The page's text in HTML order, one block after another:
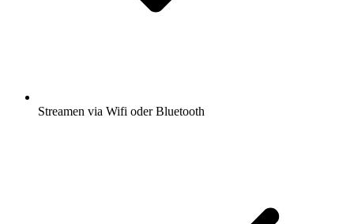
Streamen via Wifi oder Bluetooth